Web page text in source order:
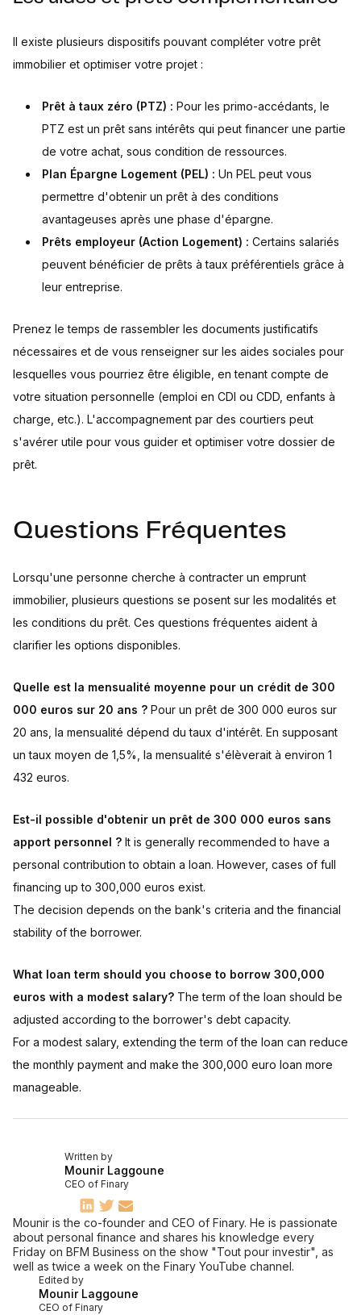
Il existe plusieurs dispositifs pouvant compléter votre prêt
immobilier et optimiser votre projet :
Prêt à taux zéro (PTZ) : Pour les primo-accédants, le
PTZ est un prêt sans intérêts qui peut financer une partie
de votre achat, sous condition de ressources.
Plan Épargne Logement (PEL) : Un PEL peut vous
permettre d'obtenir un prêt à des conditions
avantageuses après une phase d'épargne.
Prêts employeur (Action Logement) : Certains salariés
peuvent bénéficier de prêts à taux préférentiels grâce à
leur entreprise.
Prenez le temps de rassembler les documents justificatifs
nécessaires et de vous renseigner sur les aides sociales pour
lesquelles vous pourriez être éligible, en tenant compte de
votre situation personnelle (emploi en CDI ou CDD, enfants à
charge, etc.). L'accompagnement par des courtiers peut
s'avérer utile pour vous guider et optimiser votre dossier de
prêt.
Questions Fréquentes
Lorsqu'une personne cherche à contracter un emprunt
immobilier, plusieurs questions se posent sur les modalités et
les conditions du prêt. Ces questions fréquentes aident à
clarifier les options disponibles.
Quelle est la mensualité moyenne pour un crédit de 300
000 euros sur 20 ans ? Pour un prêt de 300 000 euros sur
20 ans, la mensualité dépend du taux d'intérêt. En supposant
un taux moyen de 1,5%, la mensualité s'élèverait à environ 1
432 euros.
Est-il possible d'obtenir un prêt de 300 000 euros sans
apport personnel ? It is generally recommended to have a
personal contribution to obtain a loan. However, cases of full
financing up to 300,000 euros exist.
The decision depends on the bank's criteria and the financial
stability of the borrower.
What loan term should you choose to borrow 300,000
euros with a modest salary? The term of the loan should be
adjusted according to the borrower's debt capacity.
For a modest salary, extending the term of the loan can reduce
the monthly payment and make the 300,000 euro loan more
manageable.
Edited by
Mounir Laggoune
CEO of Finary
Written by
Mounir Laggoune
CEO of Finary
Mounir is the co-founder and CEO of Finary. He is passionate
about personal finance and shares his knowledge every
Friday on BFM Business on the show "Tout pour investir", as
well as twice a week on the Finary YouTube channel.